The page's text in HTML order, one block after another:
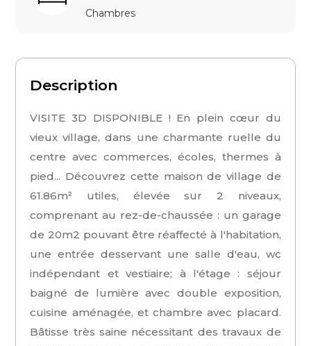
Chambres
Description
VISITE 3D DISPONIBLE ! En plein cœur du
vieux village, dans une charmante ruelle du
centre avec commerces, écoles, thermes à
pied... Découvrez cette maison de village de
61.86m² utiles, élevée sur 2 niveaux,
comprenant au rez-de-chaussée : un garage
de 20m2 pouvant être réaffecté à l'habitation,
une entrée desservant une salle d'eau, wc
indépendant et vestiaire; à l'étage : séjour
baigné de lumière avec double exposition,
cuisine aménagée, et chambre avec placard.
Bâtisse très saine nécessitant des travaux de